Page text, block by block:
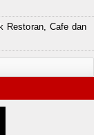
Restoran, Cafe dan